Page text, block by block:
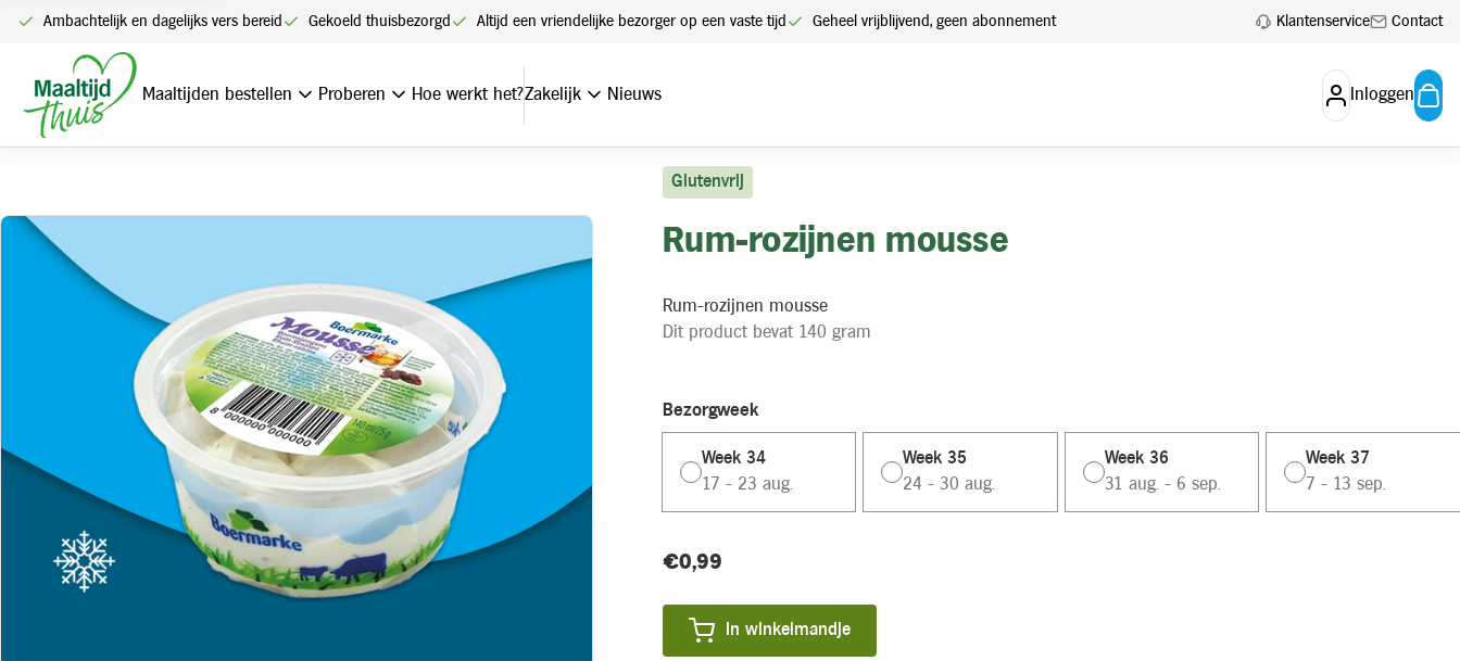
Ambachtelijk en dagelijks vers bereid Gekoeld thuisbezorgd Altijd een vriendelijke bezorger op een vaste tijd Geheel vrijblijvend, geen abonnement Klantenservice Contact
Maaltijden bestellen Proberen Hoe werkt het?Zakelijk Nieuws Inloggen
HomeRum-rozijnen mousse
Glutenvrij
Rum-rozijnen mousse
Rum-rozijnen mousse
Dit product bevat 140 gram
Bezorgweek
Week 34
17 - 23 aug.
Week 35
24 - 30 aug.
Week 36
31 aug. - 6 sep.
Week 37
7 - 13 sep.
Huidige
Product
prijs:
€0,99
In winkelmandje